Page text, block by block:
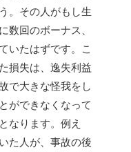
。その人がもし生
数回のボーナス、
いたはずです。こ
損失は、逸失利益
で大きな怪我をし
ができなくなって
なります。例え
た人が、事故の後